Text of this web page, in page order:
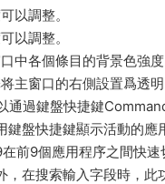
以調整。
以調整。
中各個條目的背景色強度
主窗口的右側設置爲透明
通過鍵盤快捷鍵
鍵盤快捷鍵顯示活動的應
前9個應用程序之間快
，在搜索輸入字段時，此